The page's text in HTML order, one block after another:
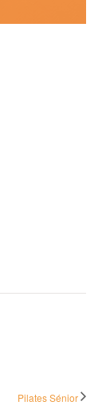
Pilates Sénior